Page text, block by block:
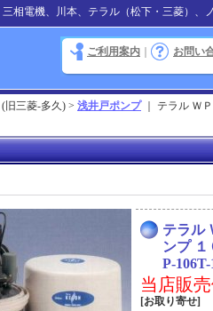
相電機、川本、テラル（松下・三菱）、
ご利用案内 ｜ お問い
旧三菱-多久) > 浅井戸ポンプ｜ テラル Ｗ
テラル
ンプ １
P-106T-
当店販
[お取り寄せ]